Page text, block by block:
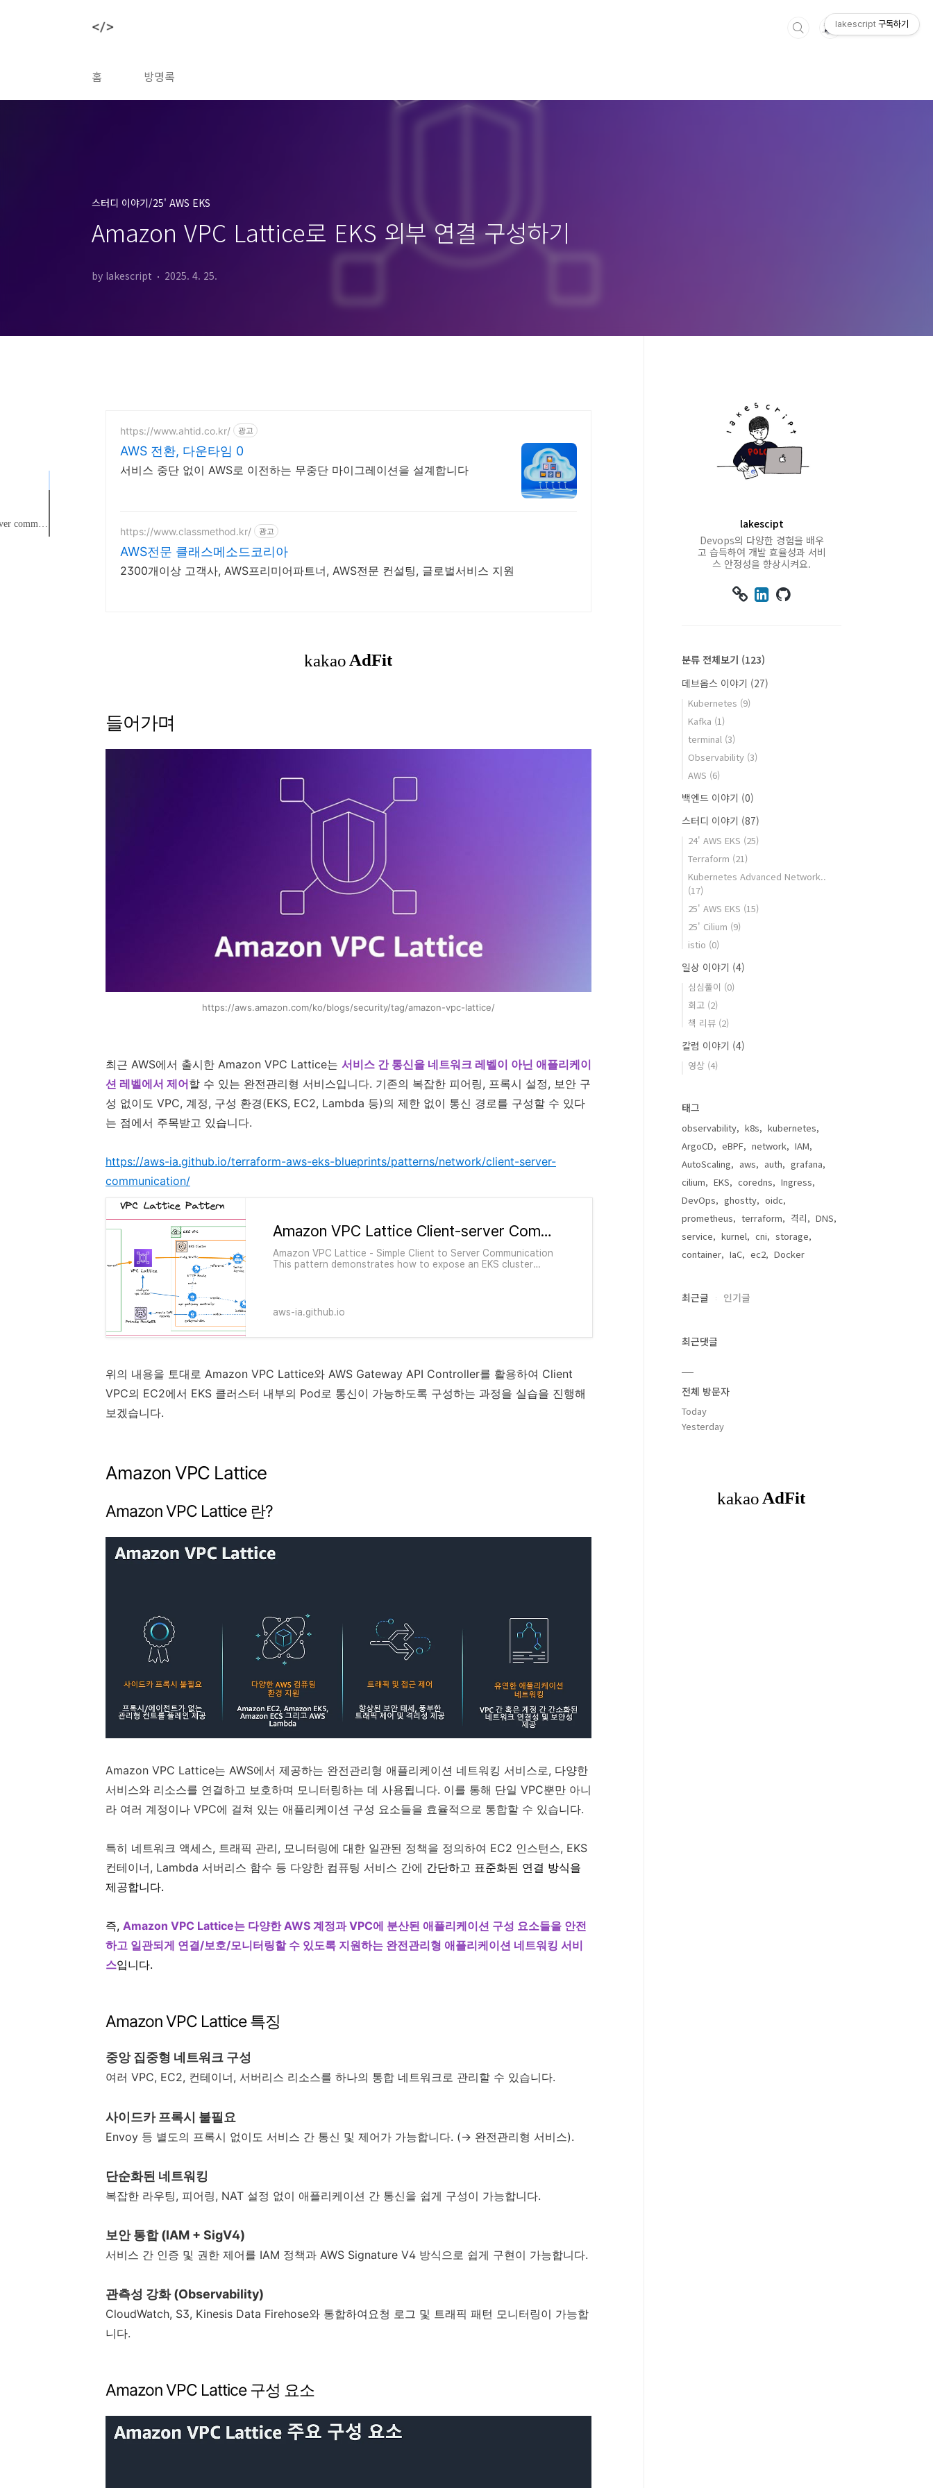
홈 방명록
스터디 이야기/25' AWS EKS
Amazon VPC Lattice로 EKS 외부 연결 구성하기
by lakescript 2025. 4. 25.
https://www.ahtid.co.kr/ 광고
AWS 전환, 다운타임 0
서비스 중단 없이 AWS로 이전하는 무중단 마이그레이션을 설계합니다
https://www.classmethod.kr/ 광고
AWS전문 클래스메소드코리아
2300개이상 고객사, AWS프리미어파트너, AWS전문 컨설팅, 글로벌서비스 지원
들어가며
https://aws.amazon.com/ko/blogs/security/tag/amazon-vpc-lattice/
최근 AWS에서 출시한 Amazon VPC Lattice는 서비스 간 통신을 네트워크 레벨이 아닌 애플리케이
션 레벨에서 제어할 수 있는 완전관리형 서비스입니다. 기존의 복잡한 피어링, 프록시 설정, 보안 구
성 없이도 VPC, 계정, 구성 환경(EKS, EC2, Lambda 등)의 제한 없이 통신 경로를 구성할 수 있다
는 점에서 주목받고 있습니다.
https://aws-ia.github.io/terraform-aws-eks-blueprints/patterns/network/client-server-
communication/
Amazon VPC Lattice Client-server Communication - Amazon EKS Blueprints for Terraform
Amazon VPC Lattice - Simple Client to Server Communication
This pattern demonstrates how to expose an EKS cluster
aws-ia.github.io
위의 내용을 토대로 Amazon VPC Lattice와 AWS Gateway API Controller를 활용하여 Client
VPC의 EC2에서 EKS 클러스터 내부의 Pod로 통신이 가능하도록 구성하는 과정을 실습을 진행해
보겠습니다.
Amazon VPC Lattice
Amazon VPC Lattice 란?
Amazon VPC Lattice는 AWS에서 제공하는 완전관리형 애플리케이션 네트워킹 서비스로, 다양한
서비스와 리소스를 연결하고 보호하며 모니터링하는 데 사용됩니다. 이를 통해 단일 VPC뿐만 아니
라 여러 계정이나 VPC에 걸쳐 있는 애플리케이션 구성 요소들을 효율적으로 통합할 수 있습니다.
특히 네트워크 액세스, 트래픽 관리, 모니터링에 대한 일관된 정책을 정의하여 EC2 인스턴스, EKS
컨테이너, Lambda 서버리스 함수 등 다양한 컴퓨팅 서비스 간에 간단하고 표준화된 연결 방식을
제공합니다.
즉, Amazon VPC Lattice는 다양한 AWS 계정과 VPC에 분산된 애플리케이션 구성 요소들을 안전
하고 일관되게 연결/보호/모니터링할 수 있도록 지원하는 완전관리형 애플리케이션 네트워킹 서비
스입니다.
Amazon VPC Lattice 특징
중앙 집중형 네트워크 구성
여러 VPC, EC2, 컨테이너, 서버리스 리소스를 하나의 통합 네트워크로 관리할 수 있습니다.
사이드카 프록시 불필요
Envoy 등 별도의 프록시 없이도 서비스 간 통신 및 제어가 가능합니다. (→ 완전관리형 서비스).
단순화된 네트워킹
복잡한 라우팅, 피어링, NAT 설정 없이 애플리케이션 간 통신을 쉽게 구성이 가능합니다.
보안 통합 (IAM + SigV4)
서비스 간 인증 및 권한 제어를 IAM 정책과 AWS Signature V4 방식으로 쉽게 구현이 가능합니다.
관측성 강화 (Observability)
CloudWatch, S3, Kinesis Data Firehose와 통합하여요청 로그 및 트래픽 패턴 모니터링이 가능합
니다.
Amazon VPC Lattice 구성 요소
lakescipt
Devops의 다양한 경험을 배우
고 습득하여 개발 효율성과 서비
스 안정성을 향상시켜요.
  
분류 전체보기 (123)
데브옵스 이야기 (27)
Kubernetes (9)
Kafka (1)
terminal (3)
Observability (3)
AWS (6)
백엔드 이야기 (0)
스터디 이야기 (87)
24' AWS EKS (25)
Terraform (21)
Kubernetes Advanced Network..
(17)
25' AWS EKS (15)
25' Cilium (9)
istio (0)
일상 이야기 (4)
심심풀이 (0)
회고 (2)
책 리뷰 (2)
칼럼 이야기 (4)
영상 (4)
태그
observability k8s
kubernetes
ArgoCD
eBPF network
IAM
AutoScaling
aws auth
grafana
cilium
EKS coredns
Ingress
DevOps
ghostty
oidc
prometheus
terraform 격리
DNS
service
kurnel cni
storage
container
IaC ec2 Docker
최근글 인기글
최근댓글
전체 방문자
Today
Yesterday
lakescript 구독하기